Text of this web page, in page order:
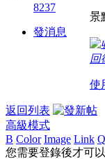
8237
發消息
景
回
使
返回列表
高級模式
B Color Image Link
您需要登錄後才可